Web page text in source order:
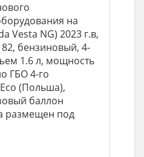
на
Vesta NG) 2023 г.в,
бензиновый, 4-
1.6 л, мощность
ГБО 4-го
(Польша),
баллон
размещен под